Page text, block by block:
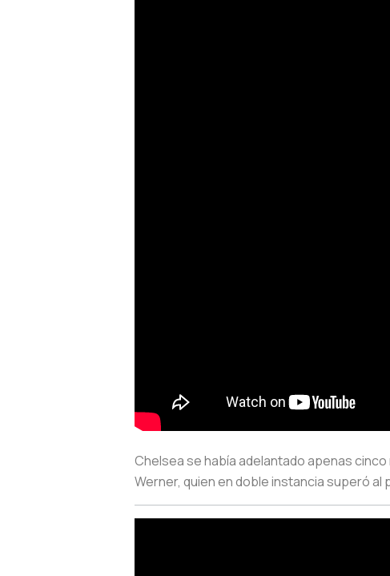
Chelsea se había adelantado apenas
Werner, quien en doble instancia superó